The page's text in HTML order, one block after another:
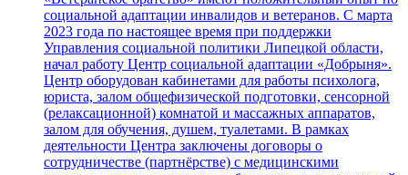
социальной адаптации инвалидов и ветеранов. С марта
2023 года по настоящее время при поддержки
Управления социальной политики Липецкой области,
начал работу Центр социальной адаптации «Добрыня».
Центр оборудован кабинетами для работы психолога,
юриста, залом общефизической подготовки, сенсорной
(релаксационной) комнатой и массажных аппаратов,
залом для обучения, душем, туалетами. В рамках
деятельности Центра заключены договоры о
сотрудничестве (партнёрстве) с медицинскими